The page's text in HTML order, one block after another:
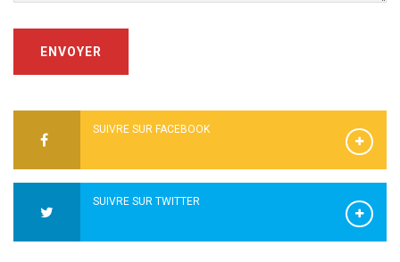
ENVOYER
SUIVRE SUR FACEBOOK
SUIVRE SUR TWITTER